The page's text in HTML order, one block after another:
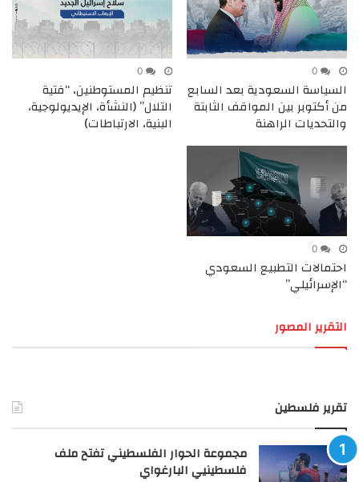
0
السياسة السعودية بعد السابع
من أكتوبر بين المواقف الثابتة
والتحديات الراهنة
0
تنظيم المستوطنين، “فتية
التلال” (النشأة، الإيديولوجية،
البنية، الارتباطات)
0
احتمالات التطبيع السعودي
“الإسرائيلي”
التقرير المصور
تقرير فلسطين
مجموعة الحوار الفلسطيني تفتح ملف
فلسطينيي البارغواي